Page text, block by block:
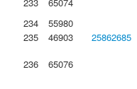
234
55980
235
46903 25862685
236
65076